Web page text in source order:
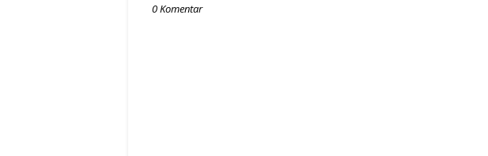
0 Komentar